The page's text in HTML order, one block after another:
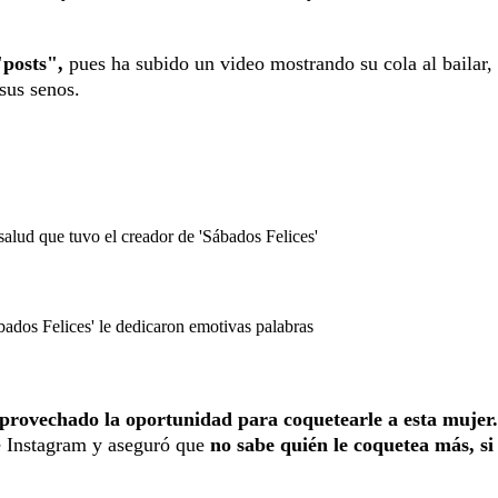
pues ha subido un video mostrando su cola al bailar,
senos.
que tuvo el creador de 'Sábados Felices'
Felices' le dedicaron emotivas palabras
la oportunidad para coquetearle a esta mujer.
y aseguró que no sabe quién le coquetea más, si